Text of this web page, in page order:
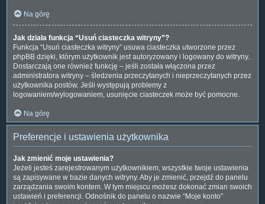
Na górę
Jak działa funkcja “Usuń ciasteczka witryny”?
Funkcja “Usuń ciasteczka witryny” usuwa ciasteczka utworzone przez
phpBB dzięki, którym użytkownik jest autoryzowany i logowany do witryny.
Dostarczają one również funkcję – jeśli została włączona przez
administratora witryny – śledzenia przeczytanych i nieprzeczytanych przez
użytkownika postów. Jeśli występują problemy z
logowaniem/wylogowaniem, usunięcie ciasteczek może być pomocne.
Na górę
Preferencje i ustawienia użytkownika
Jak zmienić moje ustawienia?
Jeżeli jesteś zarejestrowanym użytkownikiem, wszystkie twoje ustawienia
są zapisywane w bazie danych witryny. Aby je zmienić, przejdź do panelu
zarządzania swoim kontem. W tym miejscu możesz dokonać zmian swoich
ustawień i preferencji. Odnośnik do panelu o nazwie “Moje konto”